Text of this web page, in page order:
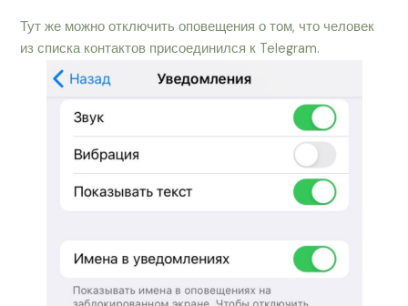
Тут же можно отключить оповещения о том, что человек
из списка контактов присоединился к Telegram.